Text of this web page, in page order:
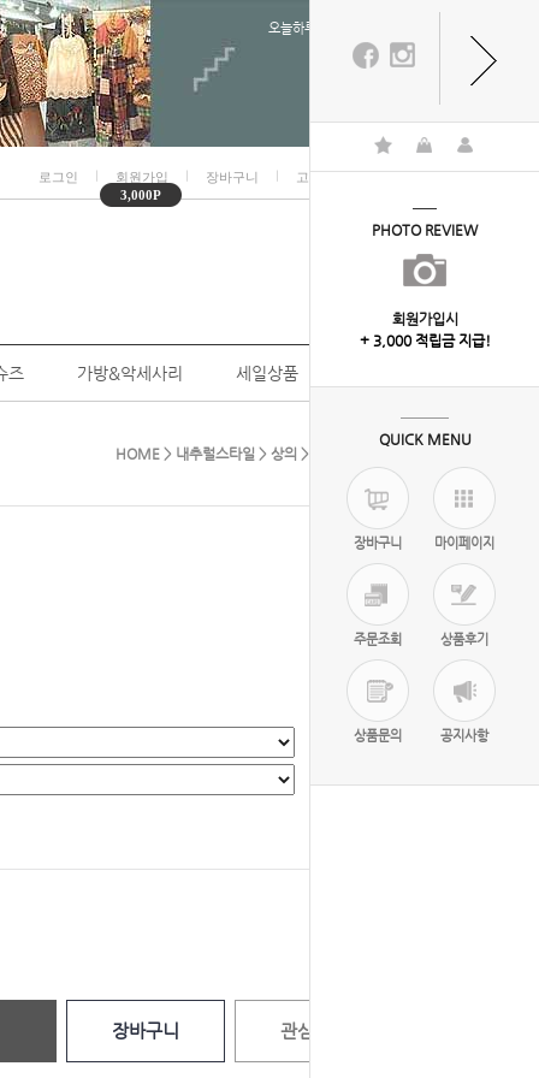
오늘하루 열지않음
로그인
회원가입
3,000P
장바구니 고객센터 ㅣ
즈 가방&악세사리 세일상품
HOME > 내추럴스타일 > 상의 > 7-7203(꽃나염 가디건)
장바구니 관심상품
PHOTO REVIEW
회원가입시
+ 3,000 적립금 지급!
QUICK MENU
장바구니 마이페이지
주문조회 상품후기
상품문의 공지사항